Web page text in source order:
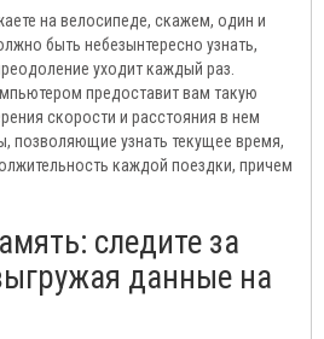
на велосипеде, скажем, один и
быть небезынтересно узнать,
уходит каждый раз.
предоставит вам такую
скорости и расстояния в нем
позволяющие узнать текущее время,
каждой поездки, причем
следите за
данные на